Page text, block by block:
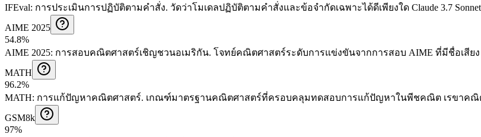
IFEval: การประเมินการปฏิบัติตามคำสั่ง. วัดว่าโมเดลปฏิบัติตามคำสั่งและข้อจำกัดเฉพาะได้ดีเพียงใด Claude 3.7
AIME 2025
54.8%
AIME 2025: การสอบคณิตศาสตร์เชิญชวนอเมริกัน. โจทย์คณิตศาสตร์ระดับการแข่งขันจากการสอบ AIME ที่มีชื่อเสียง
MATH
96.2%
MATH: การแก้ปัญหาคณิตศาสตร์. เกณฑ์มาตรฐานคณิตศาสตร์ที่ครอบคลุมทดสอบการแก้ปัญหาในพีชคณิต เรขาค
GSM8k
97%